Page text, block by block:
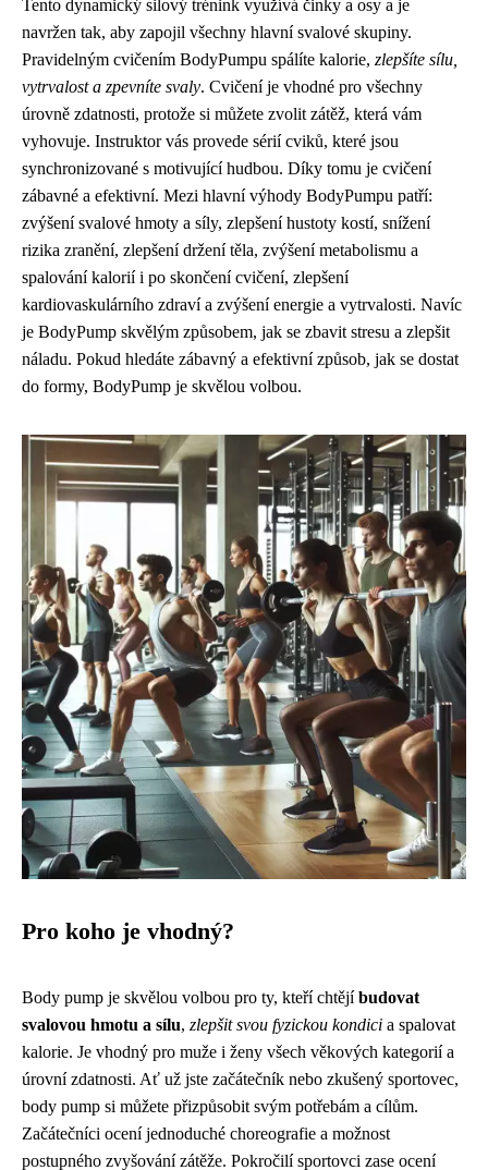
Tento dynamický silový trénink využívá činky a osy a je
navržen tak, aby zapojil všechny hlavní svalové skupiny.
Pravidelným cvičením BodyPumpu spálíte kalorie, zlepšíte sílu,
vytrvalost a zpevníte svaly. Cvičení je vhodné pro všechny
úrovně zdatnosti, protože si můžete zvolit zátěž, která vám
vyhovuje. Instruktor vás provede sérií cviků, které jsou
synchronizované s motivující hudbou. Díky tomu je cvičení
zábavné a efektivní. Mezi hlavní výhody BodyPumpu patří:
zvýšení svalové hmoty a síly, zlepšení hustoty kostí, snížení
rizika zranění, zlepšení držení těla, zvýšení metabolismu a
spalování kalorií i po skončení cvičení, zlepšení
kardiovaskulárního zdraví a zvýšení energie a vytrvalosti. Navíc
je BodyPump skvělým způsobem, jak se zbavit stresu a zlepšit
náladu. Pokud hledáte zábavný a efektivní způsob, jak se dostat
do formy, BodyPump je skvělou volbou.
Pro koho je vhodný?
Body pump je skvělou volbou pro ty, kteří chtějíbudovat
svalovou hmotu a sílu, zlepšit svou fyzickou kondici a spalovat
kalorie. Je vhodný pro muže i ženy všech věkových kategorií a
úrovní zdatnosti. Ať už jste začátečník nebo zkušený sportovec,
body pump si můžete přizpůsobit svým potřebám a cílům.
Začátečníci ocení jednoduché choreografie a možnost
postupného zvyšování zátěže. Pokročilí sportovci zase ocení